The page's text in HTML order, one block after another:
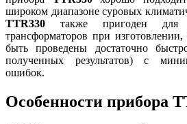
широком диапазоне суровых
TTR330 также пригоден для
трансформаторов при
быть проведены достаточно
полученных результатов) с
ошибок.
Особенности прибора